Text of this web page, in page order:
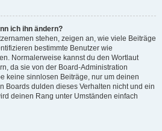
ich ihn ändern?
stehen, zeigen an, wie viele Beiträge
bestimmte Benutzer wie
Normalerweise kannst du den Wortlaut
da sie von der Board-Administration
keine sinnlosen Beiträge, nur um deinen
Boards dulden dieses Verhalten nicht und ein
deinen Rang unter Umständen einfach